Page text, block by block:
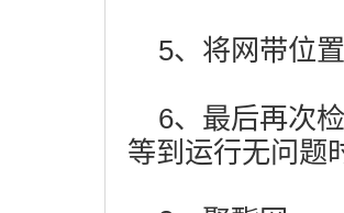
5、将网带位
6、最后再次
等到运行无问题